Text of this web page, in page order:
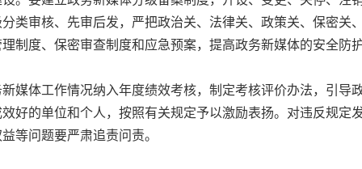
类审核、先审后发，严把政治关、法律关、政策关、保密关
制度、保密审查制度和应急预案，提高政务新媒体的安全防护
媒体工作情况纳入年度绩效考核，制定考核评价办法，引导
好的单位和个人，按照有关规定予以激励表扬。对违反规定
等问题要严肃追责问责。